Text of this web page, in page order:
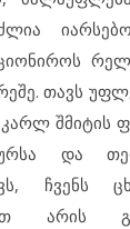
თავს
შმიტის
და
ჩვენს
არის